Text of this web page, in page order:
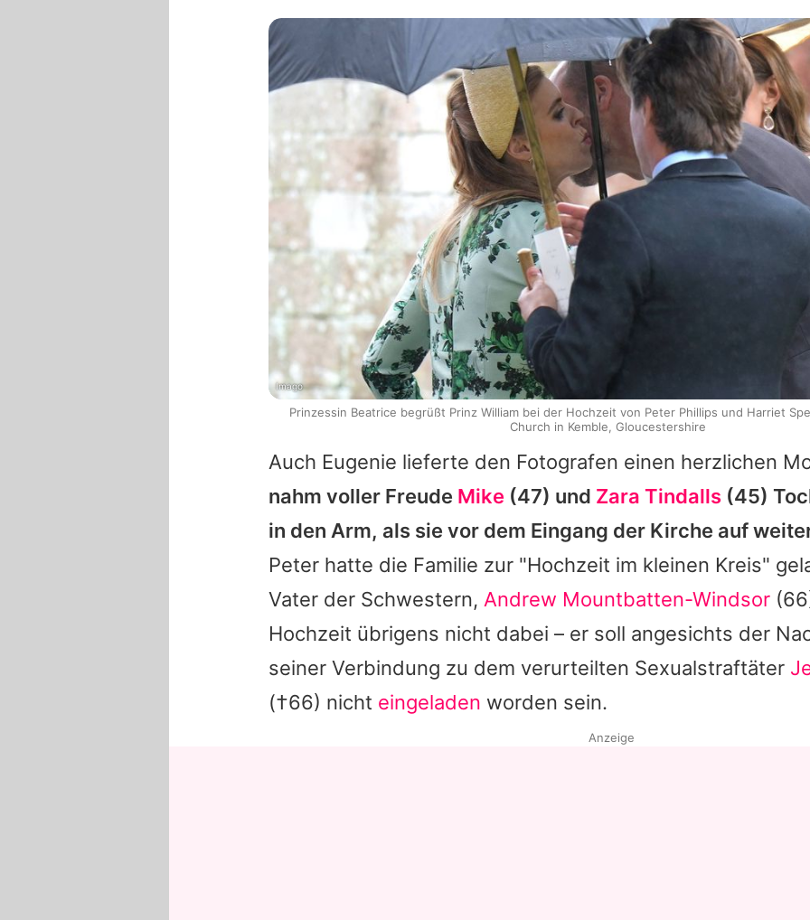
Auch Eugenie lieferte den Fotografen einen herzlichen
nahm voller Freude Mike (47) und Zara Tindalls (45)
in den Arm, als sie vor dem Eingang der Kirche auf
Peter hatte die Familie zur "Hochzeit im kleinen Kreis"
Vater der Schwestern, Andrew Mountbatten-Windsor
Hochzeit übrigens nicht dabei – er soll angesichts der
seiner Verbindung zu dem verurteilten Sexualstraftäter
(†66) nicht eingeladen worden sein.
Imago
Prinzessin Beatrice begrüßt Prinz William bei der Hochzeit von Peter Phillips und Harriet
Church in Kemble, Gloucestershire
Anzeige